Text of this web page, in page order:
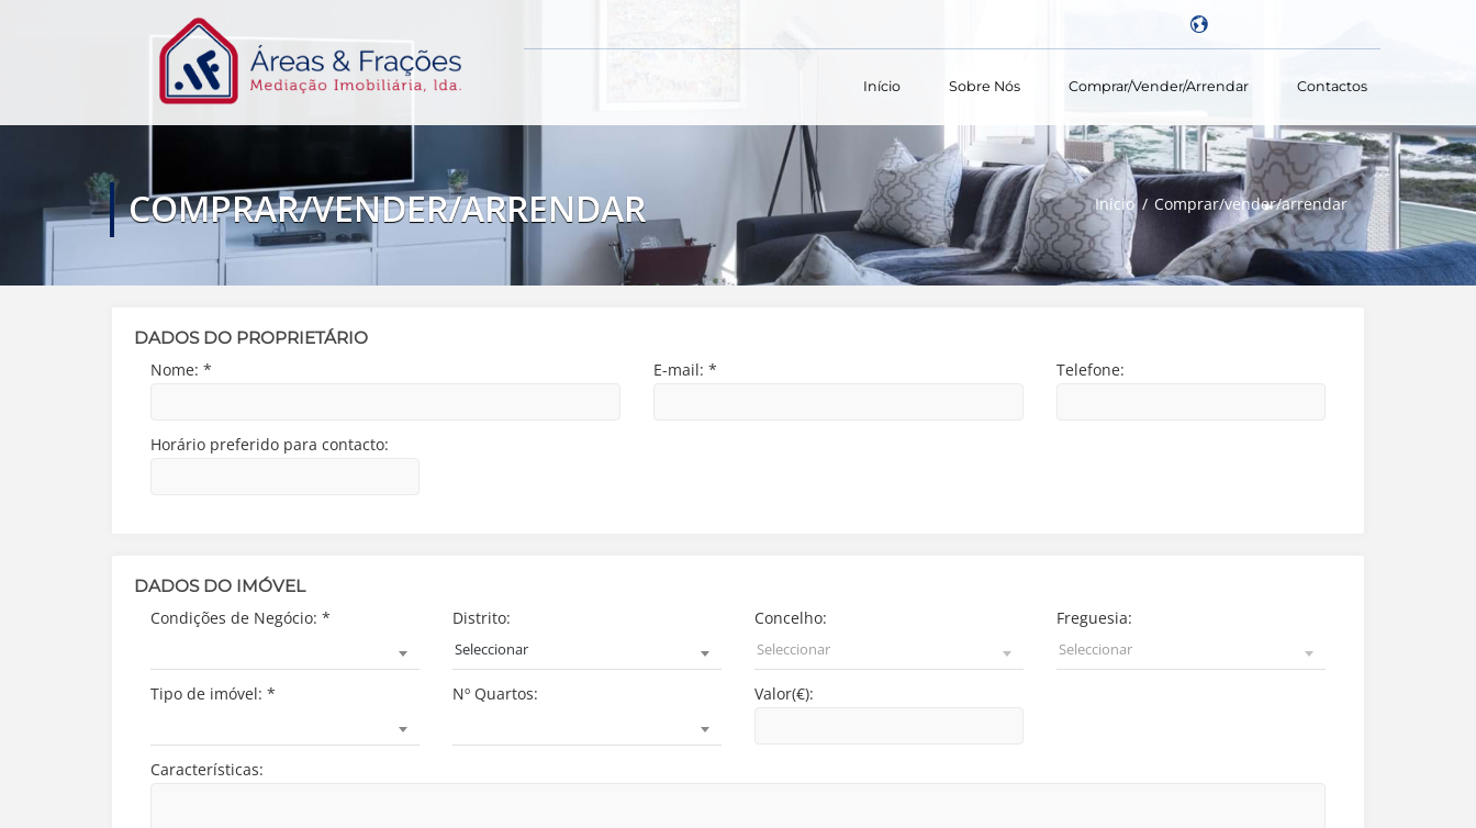
Início Sobre Nós Comprar/vender/arrendar Contactos
COMPRAR/VENDER/ARRENDAR Início Comprar/vender/arrendar
DADOS DO PROPRIETÁRIO
Nome: * E-mail:* Telefone:
Horário preferido para contacto:
DADOS DO IMÓVEL
Condições de Negócio: * Distrito:
Seleccionar
Concelho:
Seleccionar
Freguesia:
Seleccionar
Tipo de imóvel: * Nº Quartos: Valor(€):
Características: